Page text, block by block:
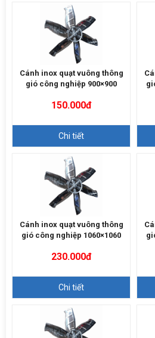
Cánh inox quạt vuông thông
gió công nghiệp 900×900
150.000đ
Chi tiết
Cánh inox quạt vuông thông
gió công nghiệp 1060×1060
230.000đ
Chi tiết